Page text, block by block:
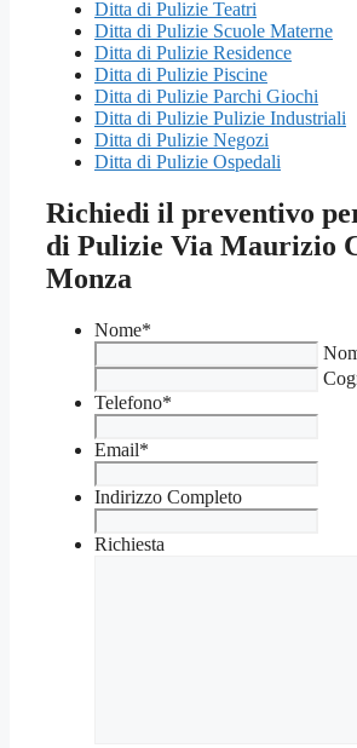
Ditta di Pulizie Teatri
Ditta di Pulizie Scuole Materne
Ditta di Pulizie Residence
Ditta di Pulizie Piscine
Ditta di Pulizie Parchi Giochi
Ditta di Pulizie Pulizie Industriali
Ditta di Pulizie Negozi
Ditta di Pulizie Ospedali
Richiedi il preventivo
di Pulizie Via Maurizio
Monza
Nome*
Telefono*
Email*
Indirizzo Completo
Richiesta